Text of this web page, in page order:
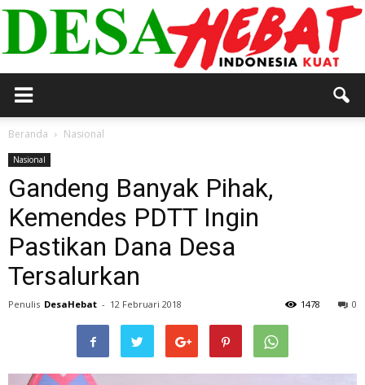
HEBAT
Beranda Nasional
Nasional
Gandeng Banyak Pihak,
Kemendes PDTT Ingin
Pastikan Dana Desa
Tersalurkan
Penulis DesaHebat - 12 Februari 2018 0
1478